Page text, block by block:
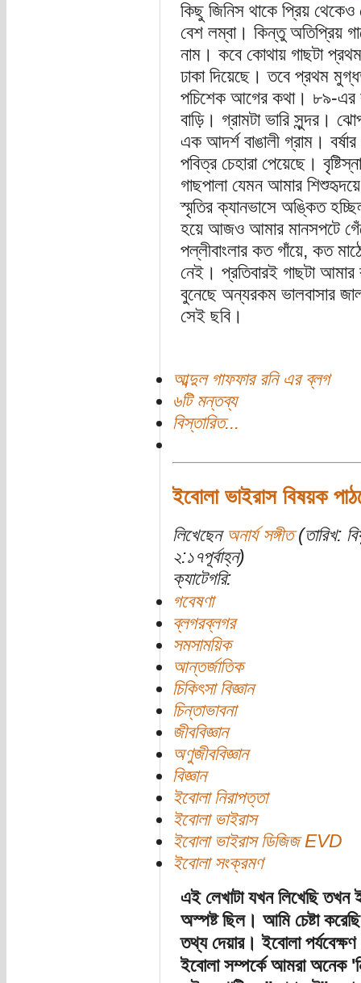
কিছু জিনিস থাকে প্রিয় থেকেও
বেশ লম্বা। কিন্তু অতিপ্রিয়
নাম। কবে কোথায় গাছটা
ঢাকা দিয়েছে। তবে প্রথম
পচিশেক আগের কথা। ৮৯-এর
বাড়ি। গ্রামটা ভারি সুন্দর।
এক আদর্শ বাঙালী গ্রাম।
পবিত্র চেহারা পেয়েছে।
গাছপালা যেমন আমার শিশুহৃদয়ে
স্মৃতির ক্যানভাসে অঙ্কিত
হয়ে আজও আমার মানসপটে
পল্লীবাংলার কত গাঁয়ে, কত
নেই। প্রতিবারই গাছটা
বুনেছে অন্যরকম ভালবাসার
সেই ছবি।
আব্দুল গাফফার রনি এর ব্লগ
৬টি মন্তব্য
বিস্তারিত...
ইবোলা ভাইরাস বিষয়ক
লিখেছেন অনার্য সঙ্গীত(তারিখ:
২:১৭পূর্বাহ্ন)
ক্যাটেগরি:
গবেষণা
ব্লগরব্লগর
সমসাময়িক
আন্তর্জাতিক
চিকিৎসা বিজ্ঞান
চিন্তাভাবনা
জীববিজ্ঞান
অণুজীববিজ্ঞান
বিজ্ঞান
ইবোলা নিরাপত্তা
ইবোলা ভাইরাস
ইবোলা ভাইরাস ডিজিজ EVD
ইবোলা সংক্রমণ
এই লেখাটা যখন লিখেছি তখন
অস্পষ্ট ছিল। আমি চেষ্টা
তথ্য দেয়ার। ইবোলা পর্যবেক্ষণ
ইবোলা সম্পর্কে আমরা অনেক